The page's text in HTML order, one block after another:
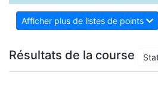
Afficher plus de listes de points
Résultats de la course